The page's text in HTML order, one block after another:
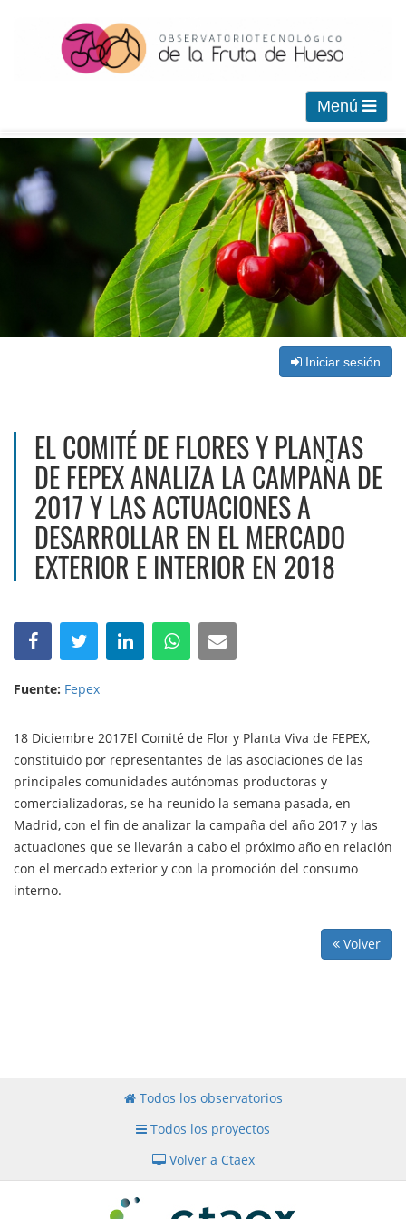
Menú
Iniciar sesión
EL COMITÉ DE FLORES Y PLANTAS
DE FEPEX ANALIZA LA CAMPAÑA DE
2017 Y LAS ACTUACIONES A
DESARROLLAR EN EL MERCADO
EXTERIOR E INTERIOR EN 2018
Fuente: Fepex
18 Diciembre 2017El Comité de Flor y Planta Viva de FEPEX,
constituido por representantes de las asociaciones de las
principales comunidades autónomas productoras y
comercializadoras, se ha reunido la semana pasada, en
Madrid, con el fin de analizar la campaña del año 2017 y las
actuaciones que se llevarán a cabo el próximo año en relación
con el mercado exterior y con la promoción del consumo
interno.
Volver
Todos los observatorios
Todos los proyectos
Volver a Ctaex